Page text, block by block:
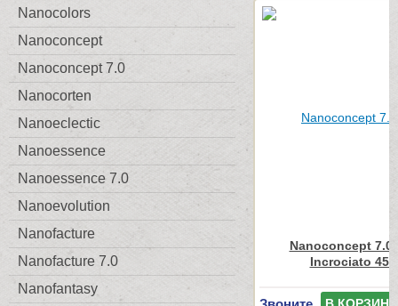
Nanocolors
Nanoconcept
Nanoconcept 7.0
Nanocorten
Nanoeclectic
Nanoessence
Nanoessence 7.0
Nanoevolution
Nanofacture
Nanofacture 7.0
Nanofantasy
Nanoconcept 7.0
Incrociato